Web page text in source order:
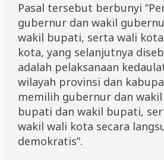
Pasal tersebut berbunyi
gubernur dan wakil
wakil bupati, serta wali
kota, yang selanjutnya
adalah pelaksanaan
wilayah provinsi dan
memilih gubernur dan
bupati dan wakil bupati,
wakil wali kota secara
demokratis”.